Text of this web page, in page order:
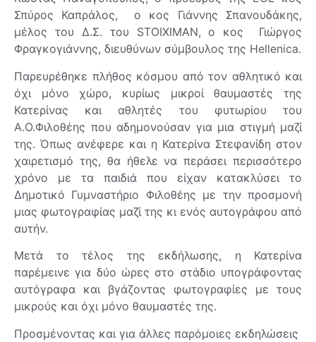
Σπύρος Καπράλος, ο κος Γιάννης Σπανουδάκης,
μέλος του Δ.Σ. του STOIXIMAN, ο κος Γιώργος
Φραγκογιάννης, διευθύνων σύμβουλος της Hellenica.
Παρευρέθηκε πλήθος κόσμου από τον αθλητικό και
όχι μόνο χώρο, κυρίως μικροί θαυμαστές της
Κατερίνας και αθλητές του φυτωρίου του
Α.Ο.Φιλοθέης που αδημονούσαν για μια στιγμή μαζί
της. Όπως ανέφερε και η Κατερίνα Στεφανίδη στον
χαιρετισμό της, θα ήθελε να περάσει περισσότερο
χρόνο με τα παιδιά που είχαν κατακλύσει το
Δημοτικό Γυμναστήριο Φιλοθέης με την προσμονή
μιας φωτογραφίας μαζί της κι ενός αυτογράφου από
αυτήν.
Μετά το τέλος της εκδήλωσης, η Κατερίνα
παρέμεινε για δύο ώρες στο στάδιο υπογράφοντας
αυτόγραφα και βγάζοντας φωτογραφίες με τους
μικρούς και όχι μόνο θαυμαστές της.
Προσμένοντας και για άλλες παρόμοιες εκδηλώσεις